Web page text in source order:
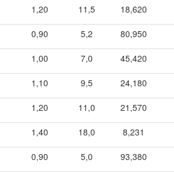
1,20 11,5 18,620
0,90 5,2 80,950
1,00 7,0 45,420
1,10 9,5 24,180
1,20 11,0 21,570
1,40 18,0 8,231
0,90 5,0 93,380